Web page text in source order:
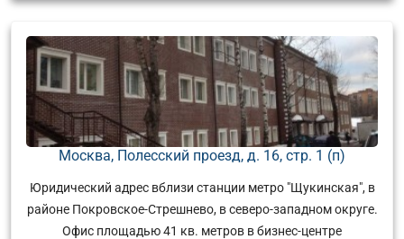
Москва, Полесский проезд, д. 16, стр. 1 (п)
Юридический адрес вблизи станции метро "Щукинская", в
районе Покровское-Стрешнево, в северо-западном округе.
Офис площадью 41 кв. метров в бизнес-центре